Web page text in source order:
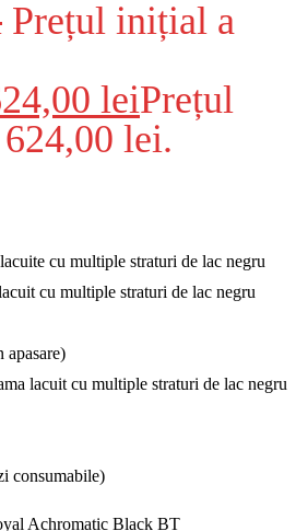
Prețul inițial a
leiPrețul
lei.
cu multiple straturi de lac negru
cu multiple straturi de lac negru
apasare)
lacuit cu multiple straturi de lac negru
consumabile)
Achromatic Black BT